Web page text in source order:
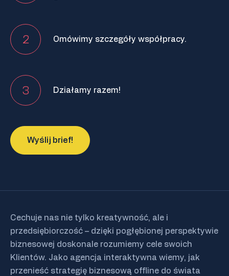
2 Omówimy szczegóły współpracy.
3 Działamy razem!
Wyślij brief!
Cechuje nas nie tylko kreatywność, ale i
przedsiębiorczość – dzięki pogłębionej perspektywie
biznesowej doskonale rozumiemy cele swoich
Klientów. Jako agencja interaktywna wiemy, jak
przenieść strategię biznesową offline do świata